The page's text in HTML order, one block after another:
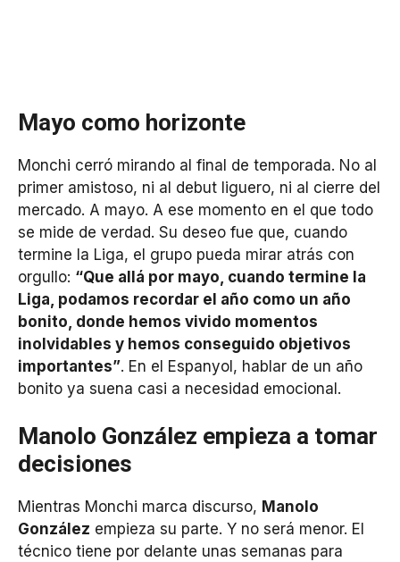
Mayo como horizonte
Monchi cerró mirando al final de temporada. No al
primer amistoso, ni al debut liguero, ni al cierre del
mercado. A mayo. A ese momento en el que todo
se mide de verdad. Su deseo fue que, cuando
termine la Liga, el grupo pueda mirar atrás con
orgullo: “Que allá por mayo, cuando termine la
Liga, podamos recordar el año como un año
bonito, donde hemos vivido momentos
inolvidables y hemos conseguido objetivos
importantes”. En el Espanyol, hablar de un año
bonito ya suena casi a necesidad emocional.
Manolo González empieza a tomar
decisiones
Mientras Monchi marca discurso, Manolo
González empieza su parte. Y no será menor. El
técnico tiene por delante unas semanas para